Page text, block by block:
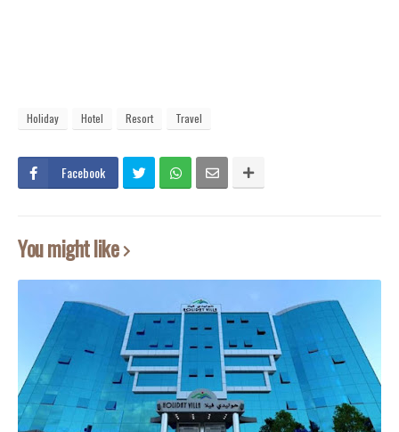
Holiday Hotel Resort Travel
Facebook
You might like